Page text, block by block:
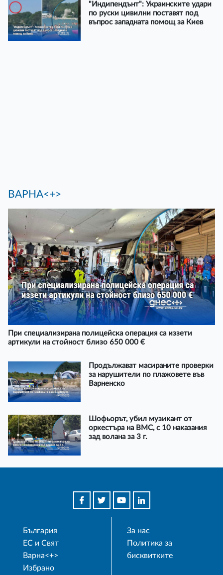
"Индипендънт": Украинските удари
по руски цивилни поставят под
въпрос западната помощ за Киев
ВАРНА<+>
При специализирана полицейска операция са иззети
артикули на стойност близо 650 000 €
Продължават масираните проверки
за нарушители по плажовете във
Варненско
Шофьорът, убил музикант от
оркестъра на ВМС, с 10 наказания
зад волана за 3 г.
България
ЕС и Свят
Варна<+>
Избрано
За нас
Политика за
бисквитките